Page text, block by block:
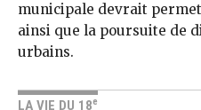
municipale devrait
ainsi que la poursuite de
urbains.
LA VIE DU 18e